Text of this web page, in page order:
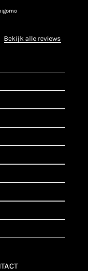
bekijk alle reviews